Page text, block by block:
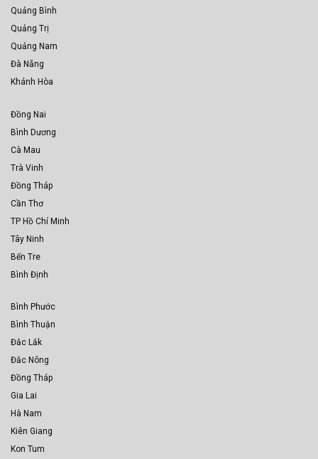
Quảng Bình
Quảng Trị
Quảng Nam
Đà Nẵng
Khánh Hòa
Đồng Nai
Bình Dương
Cà Mau
Trà Vinh
Đồng Tháp
Cần Thơ
TP Hồ Chí Minh
Tây Ninh
Bến Tre
Bình Định
Bình Phước
Bình Thuận
Đắc Lắk
Đắc Nông
Đồng Tháp
Gia Lai
Hà Nam
Kiên Giang
Kon Tum